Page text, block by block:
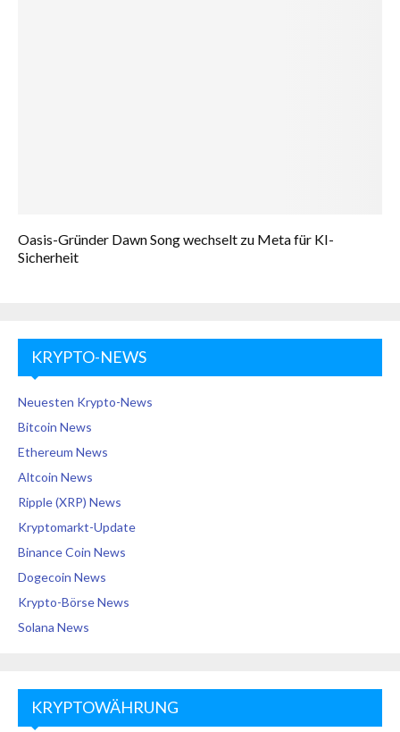
Oasis-Gründer Dawn Song wechselt zu Meta für KI-
Sicherheit
KRYPTO-NEWS
Neuesten Krypto-News
Bitcoin News
Ethereum News
Altcoin News
Ripple (XRP) News
Kryptomarkt-Update
Binance Coin News
Dogecoin News
Krypto-Börse News
Solana News
KRYPTOWÄHRUNG